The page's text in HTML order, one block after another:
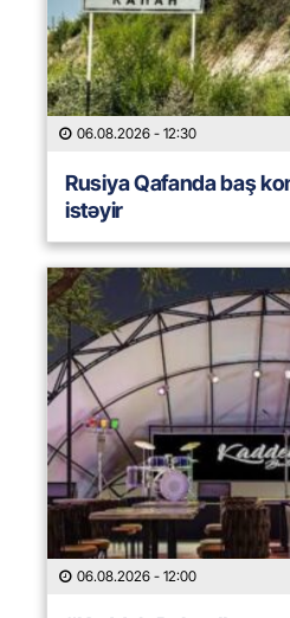
06.08.2026 - 12:30
Rusiya Qafanda baş
istəyir
06.08.2026 - 12:00